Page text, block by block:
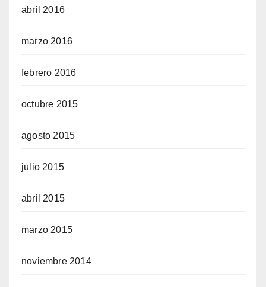
abril 2016
marzo 2016
febrero 2016
octubre 2015
agosto 2015
julio 2015
abril 2015
marzo 2015
noviembre 2014